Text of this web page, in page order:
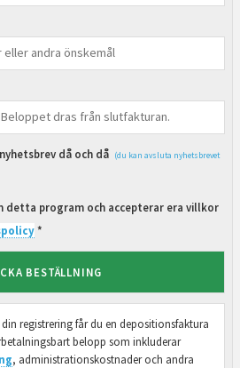
då och då (du kan avsluta nyhetsbrevet
detta program och accepterar era villkor
*
BESTÄLLNING
registrering får du en depositionsfaktura
belopp som inkluderar
, administrationskostnader och andra